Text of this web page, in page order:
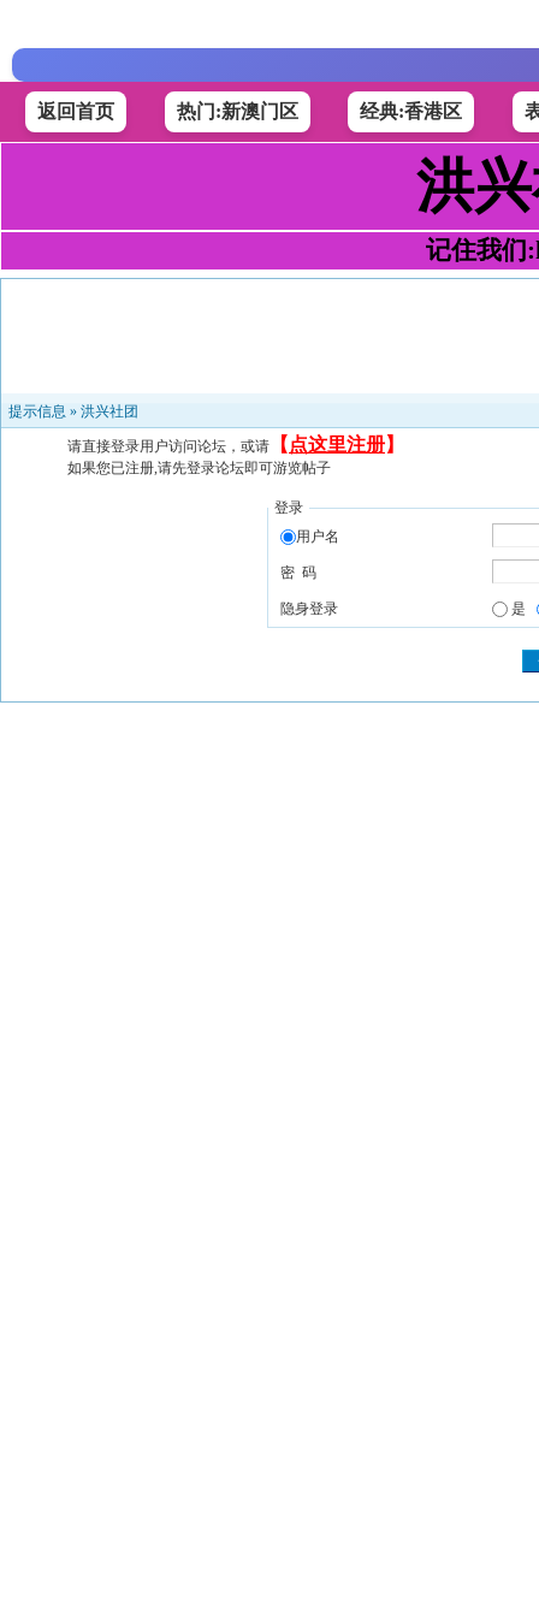
返回首页 热门:新澳门区 经典:香港区
洪
记住我们
提示信息 » 洪兴社团
请直接登录用户访问论坛，或请 【 点这里注册】
如果您已注册,请先登录论坛即可游览帖子
登录
用户名
密 码
隐身登录 是